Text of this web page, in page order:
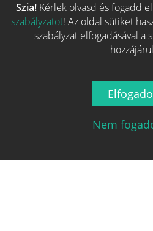
Magyarország társasjáték keresője!
A társasjáték érték!
Szia! Kérlek olvasd és fogadd
szabályzatot! Az oldal sütiket
szabályzat elfogadásával a
Nem